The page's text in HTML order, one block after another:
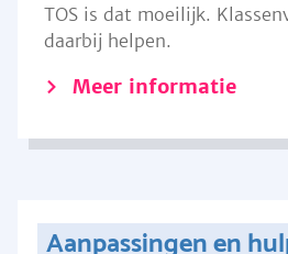
TOS is dat moeilijk.
daarbij helpen.
Meer informatie
Aanpassingen en